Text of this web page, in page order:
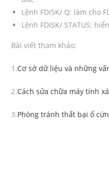
Lệnh FDISK/ Q: làm cho
Lệnh FDISK/ STATUS:
Bài viết tham khảo:
1.Cơ sở dữ liệu và những
2.Cách sửa chữa máy tính
3.Phòng tránh thất bại ổ